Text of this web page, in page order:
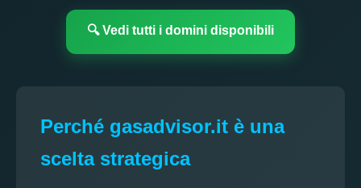
🔍 Vedi tutti i domini disponibili
Perché gasadvisor.it è una
scelta strategica